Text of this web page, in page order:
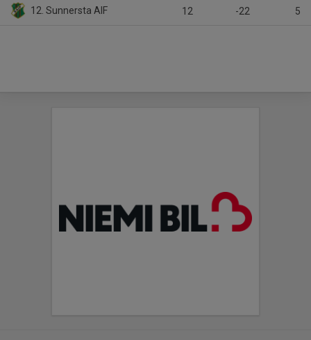
12. Sunnersta AIF 12 -22 5